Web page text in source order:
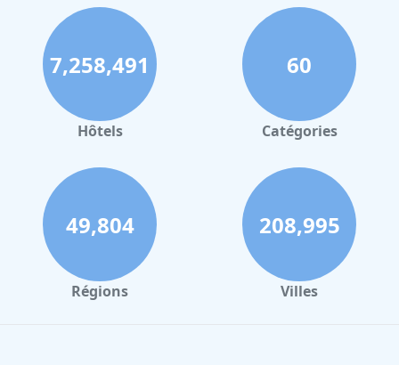
7,258,491
Hôtels
60
Catégories
49,804
Régions
208,995
Villes